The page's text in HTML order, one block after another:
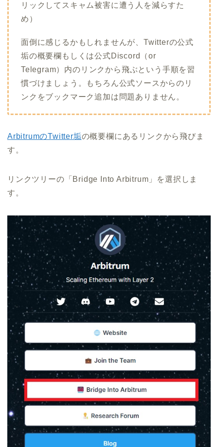
リックしてスキャム被害に遭う人を減らすた
め）
面倒に感じるかもしれませんが、Twitterの公式
垢の概要欄もしくは公式Discord（or
Telegram）内のリンクから飛ぶという手順を習
慣づけましょう。もちろん公式ソースからのリ
ンクをブックマーク追加は問題ありません。
ArbitrumのTwitter垢の概要欄にあるリンクから飛びま
す。
リンクツリーの「Bridge Into Arbitrum」を選択しま
す。